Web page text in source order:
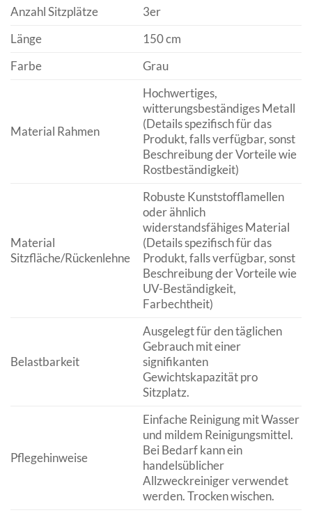
Anzahl Sitzplätze
3er
Länge
150 cm
Farbe
Grau
Material Rahmen
Hochwertiges,
witterungsbeständiges Metall
(Details spezifisch für das
Produkt, falls verfügbar, sonst
Beschreibung der Vorteile wie
Rostbeständigkeit)
Material
Sitzfläche/Rückenlehne
Robuste Kunststofflamellen
oder ähnlich
widerstandsfähiges Material
(Details spezifisch für das
Produkt, falls verfügbar, sonst
Beschreibung der Vorteile wie
UV-Beständigkeit,
Farbechtheit)
Belastbarkeit
Ausgelegt für den täglichen
Gebrauch mit einer
signifikanten
Gewichtskapazität pro
Sitzplatz.
Pflegehinweise
Einfache Reinigung mit Wasser
und mildem Reinigungsmittel.
Bei Bedarf kann ein
handelsüblicher
Allzweckreiniger verwendet
werden. Trocken wischen.